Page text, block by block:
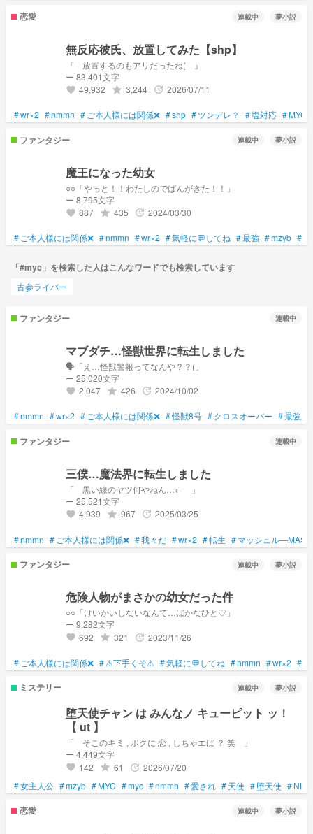
恋愛 連載中 夢小説
無反応彼氏、放置してみた【shp】
『 放置するのもアリだったね( 』
ー 83,401文字
favorite 49,932 grade 3,244 update 2026/07/11
#wr×2 #nmmn # ご本人様には関係❌ #shp #ツンデレ？ #塩対応 #MYC
ファンタジー 連載中 夢小説
魔王になった幼女
○○「やっと！！わたしのでばんがきた！！」
ー 8,795文字
favorite 887 grade 435 update 2024/03/30
# ご本人様には関係❌ #nmmn #wr×2 #気軽に💬してね #最強 #mzyb #
「#myc」を検索した人はこんなワードでも検索しています
古参ライバー
ファンタジー 連載中
マブダチ…怪獣世界に転生しました
🗣️「え…怪獣警報ってなんや？？(」
ー 25,020文字
favorite 2,047 grade 426 update 2024/10/02
#nmmn #wr×2 #ご本人様には関係❌ #怪獣8号 #クロスオーバー #最強
ファンタジー 連載中
三僕…魔法界に転生しました
「 黒い線のヤツ何やねん…← 」
ー 25,521文字
favorite 4,939 grade 967 update 2025/03/25
#nmmn # ご本人様には関係❌ #我々だ #wr×2 #転生 #マッシュル
ファンタジー 連載中 夢小説
危険人物がまさかの幼女だった件
○○「けいかいしないなんて…ばかなひと♡」
ー 9,282文字
favorite 692 grade 321 update 2023/11/26
# ご本人様には関係❌ #⚠下手くそ⚠ #気軽に💬してね #nmmn #wr×2 #
ミステリー 連載中 夢小説
堕天使チャン は みんなノ キューピット ッ！
【 ut 】
「 そこのキミ , ボクに 恋 , しちゃエば ？ 笑 」
ー 4,449文字
favorite 142 grade 61 update 2026/07/20
#女主人公 #mzyb #MYC #myc #nmmn #愛され #天使 #堕天使 #NL
恋愛 連載中 夢小説